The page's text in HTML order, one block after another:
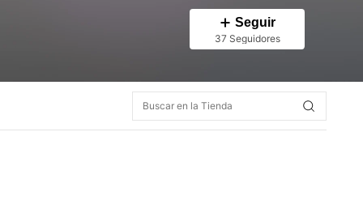
Seguir
37 Seguidores